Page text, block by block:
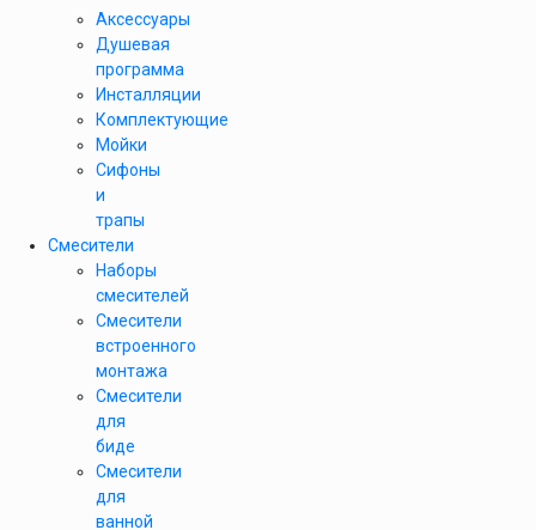
Аксессуары
Душевая
программа
Инсталляции
Комплектующие
Мойки
Сифоны
и
трапы
Смесители
Наборы
смесителей
Смесители
встроенного
монтажа
Смесители
для
биде
Смесители
для
ванной